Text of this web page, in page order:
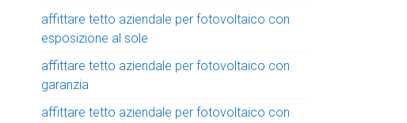
affittare tetto aziendale per fotovoltaico con
esposizione al sole
affittare tetto aziendale per fotovoltaico con
garanzia
affittare tetto aziendale per fotovoltaico con